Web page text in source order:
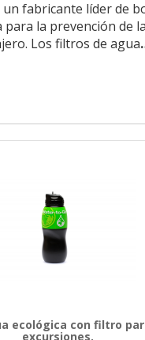
fabricante líder de
la prevención de
Los filtros de agua
ecológica con filtro
excursiones.